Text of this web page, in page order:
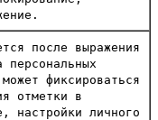
после выражения
персональных
фиксироваться
отметки в
настройки личного